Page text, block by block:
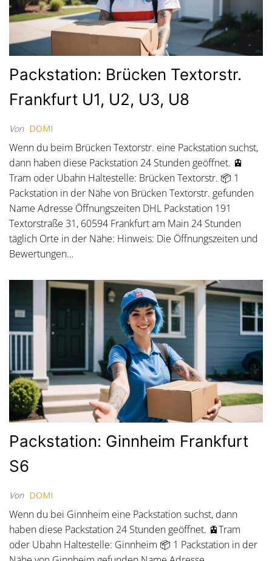
Packstation: Brücken Textorstr.
Frankfurt U1, U2, U3, U8
Von DOMI
Wenn du beim Brücken Textorstr. eine Packstation suchst,
dann haben diese Packstation 24 Stunden geöffnet. 🚊
Tram oder Ubahn Haltestelle: Brücken Textorstr. 📦 1
Packstation in der Nähe von Brücken Textorstr. gefunden
Name Adresse Öffnungszeiten DHL Packstation 191
Textorstraße 31, 60594 Frankfurt am Main 24 Stunden
täglich Orte in der Nähe: Hinweis: Die Öffnungszeiten und
Bewertungen…
Packstation: Ginnheim Frankfurt
S6
Von DOMI
Wenn du bei Ginnheim eine Packstation suchst, dann
haben diese Packstation 24 Stunden geöffnet. 🚊Tram
oder Ubahn Haltestelle: Ginnheim 📦 1 Packstation in der